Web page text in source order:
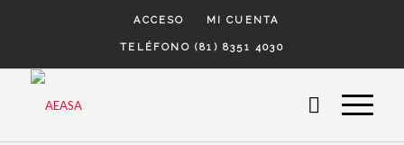
ACCESO MI CUENTA
TELÉFONO (81) 8351 4030